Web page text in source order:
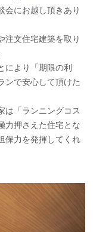
会にお越し頂きあり
注文住宅建築を取り
により「期限の利
ンで安心して頂けた
は「ランニングコス
力押さえた住宅とな
保力を発揮してくれ